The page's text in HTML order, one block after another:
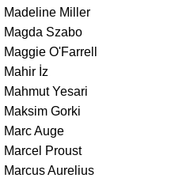
Madeline Miller
Magda Szabo
Maggie O'Farrell
Mahir İz
Mahmut Yesari
Maksim Gorki
Marc Auge
Marcel Proust
Marcus Aurelius